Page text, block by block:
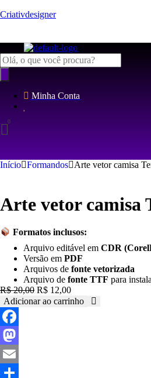
Criativdesigner
Pesquisar
produtos
Minha Conta
Início Formandos Arte vetor camisa
Arte vetor camisa
Formatos inclusos:
Arquivo editável em CDR
Versão em PDF
Arquivos de fonte vetorizada
Arquivo de fonte TTF para
R$20,00 O
preço
R$ 12,00O
preço
Arte
vetor
camisa
Terceirão
estatua
0059
quantidade
Adicionar ao carrinho
Facebook
Mastodon
Email